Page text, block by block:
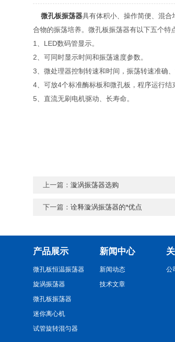
微孔板振荡器具有体积小、操作简便、混
合物的振荡培养。微孔板振荡器有以下五个特
1、LED数码管显示。
2、可同时显示时间和振荡速度参数。
3、微处理器控制转速和时间，振荡转速准确、
4、可放4个标准酶标板和微孔板，程序运行结
5、直流无刷电机驱动、长寿命。
上一篇：漩涡振荡器选购
下一篇：诠释漩涡振荡器的*优点
产品展示
微孔板恒温振荡器
旋涡振荡器
微孔板振荡器
迷你离心机
试管旋转混匀器
新闻中心
新闻动态
技术文章
公